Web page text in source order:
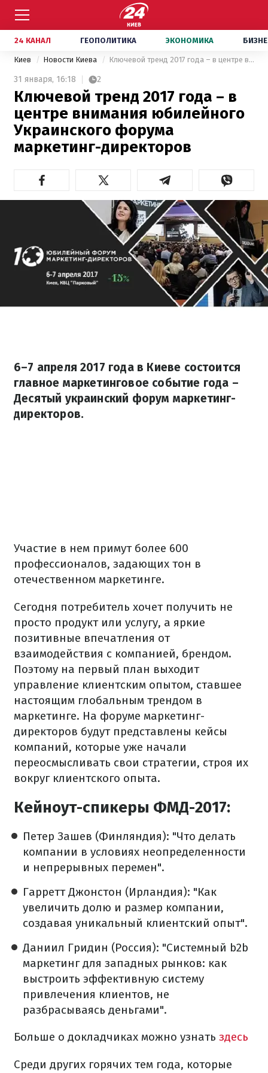
24 КАНАЛ ГЕОПОЛИТИКА ЭКОНОМИКА
Киев Новости Киева Ключевой тренд 2017 года – в центре внимания юбилейного Украинского форума маркетинг-директоров
31 января, 16:18 2
Ключевой тренд 2017 года – в
центре внимания юбилейного
Украинского форума
маркетинг-директоров
6–7 апреля 2017 года в Киеве состоится
главное маркетинговое событие года –
Десятый украинский форум маркетинг-
директоров.
Участие в нем примут более 600
профессионалов, задающих тон в
отечественном маркетинге.
Сегодня потребитель хочет получить не
просто продукт или услугу, а яркие
позитивные впечатления от
взаимодействия с компанией, брендом.
Поэтому на первый план выходит
управление клиентским опытом, ставшее
настоящим глобальным трендом в
маркетинге. На форуме маркетинг-
директоров будут представлены кейсы
компаний, которые уже начали
переосмысливать свои стратегии, строя их
вокруг клиентского опыта.
Кейноут-спикеры ФМД-2017:
Петер Зашев (Финляндия): "Что делать
компании в условиях неопределенности
и непрерывных перемен".
Гарретт Джонстон (Ирландия): "Как
увеличить долю и размер компании,
создавая уникальный клиентский опыт".
Даниил Гридин (Россия): "Системный b2b
маркетинг для западных рынков: как
выстроить эффективную систему
привлечения клиентов, не
разбрасываясь деньгами".
Больше о докладчиках можно узнать здесь
Среди других горячих тем года, которые